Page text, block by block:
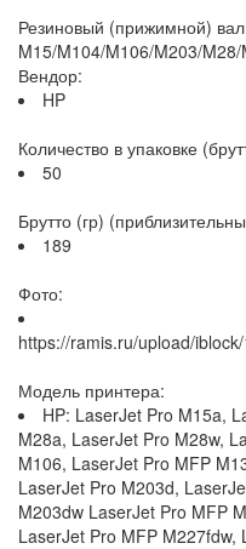
Резиновый (прижимной)
M15/M104/M106/M203/
Вендор:
HP
Количество в упаковке
50
Брутто (гр)
189
Фото:
https://ramis.ru/upload/
Модель принтера:
HP: LaserJet Pro M15a,
M28a, LaserJet Pro M28w,
M106, LaserJet Pro MFP
LaserJet Pro M203d,
M203dw LaserJet Pro MFP
LaserJet Pro MFP